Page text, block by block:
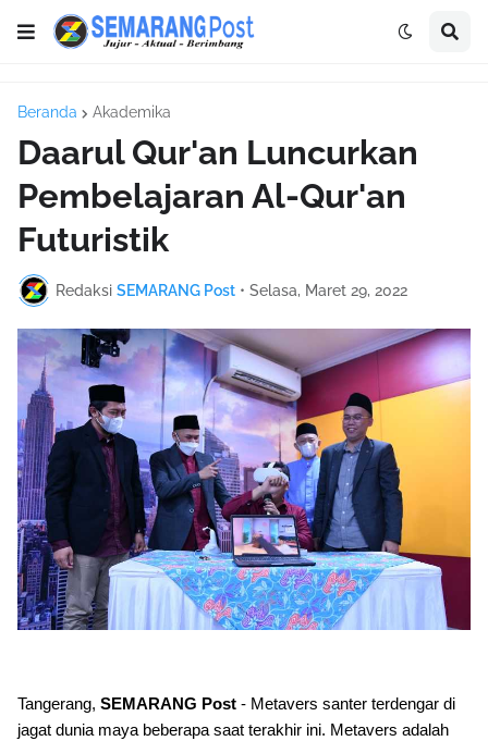
Beranda Akademika
Daarul Qur'an Luncurkan
Pembelajaran Al-Qur'an
Futuristik
Redaksi SEMARANG Post • Selasa, Maret 29, 2022
Tangerang, SEMARANG Post - Metavers santer terdengar di
jagat dunia maya beberapa saat terakhir ini. Metavers adalah